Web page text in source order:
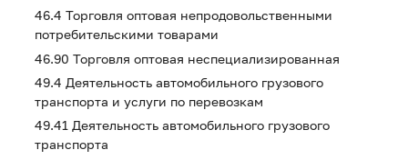
46.4 Торговля оптовая непродовольственными
потребительскими товарами
46.90 Торговля оптовая неспециализированная
49.4 Деятельность автомобильного грузового
транспорта и услуги по перевозкам
49.41 Деятельность автомобильного грузового
транспорта